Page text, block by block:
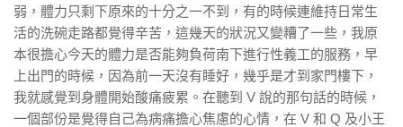
弱，體力只剩下原來的十分之一不到，有的時候連維持日常生
活的洗碗走路都覺得辛苦，這幾天的狀況又變糟了一些，我原
本很擔心今天的體力是否能夠負荷南下進行性義工的服務，早
上出門的時候，因為前一天沒有睡好，幾乎是才到家門樓下，
我就感覺到身體開始酸痛疲累。在聽到 V 說的那句話的時候，
一個部份是覺得自己為病痛擔心焦慮的心情，在 V 和 Q 及小王